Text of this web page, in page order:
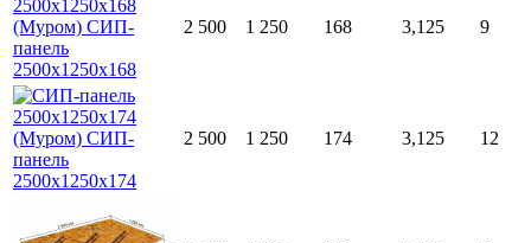
2 500 1 250 168 3,125 9
2 500 1 250 174 3,125 12